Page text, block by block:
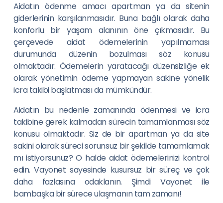
Aidatın ödenme amacı apartman ya da sitenin
giderlerinin karşılanmasıdır. Buna bağlı olarak daha
konforlu bir yaşam alanının öne çıkmasıdır. Bu
çerçevede aidat ödemelerinin yapılmaması
durumunda düzenin bozulması söz konusu
olmaktadır. Ödemelerin yaratacağı düzensizliğe ek
olarak yönetimin ödeme yapmayan sakine yönelik
icra takibi başlatması da mümkündür.
Aidatın bu nedenle zamanında ödenmesi ve icra
takibine gerek kalmadan sürecin tamamlanması söz
konusu olmaktadır. Siz de bir apartman ya da site
sakini olarak süreci sorunsuz bir şekilde tamamlamak
mı istiyorsunuz? O halde aidat ödemelerinizi kontrol
edin. Vayonet sayesinde kusursuz bir süreç ve çok
daha fazlasına odaklanın. Şimdi Vayonet ile
bambaşka bir sürece ulaşmanın tam zamanı!